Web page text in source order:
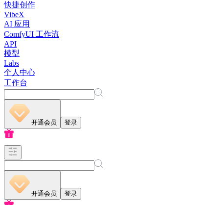
快捷创作
VibeX
AI 应用
ComfyUI 工作流
API
模型
Labs
个人中心
工作台
开通会员 登录
开通会员 登录